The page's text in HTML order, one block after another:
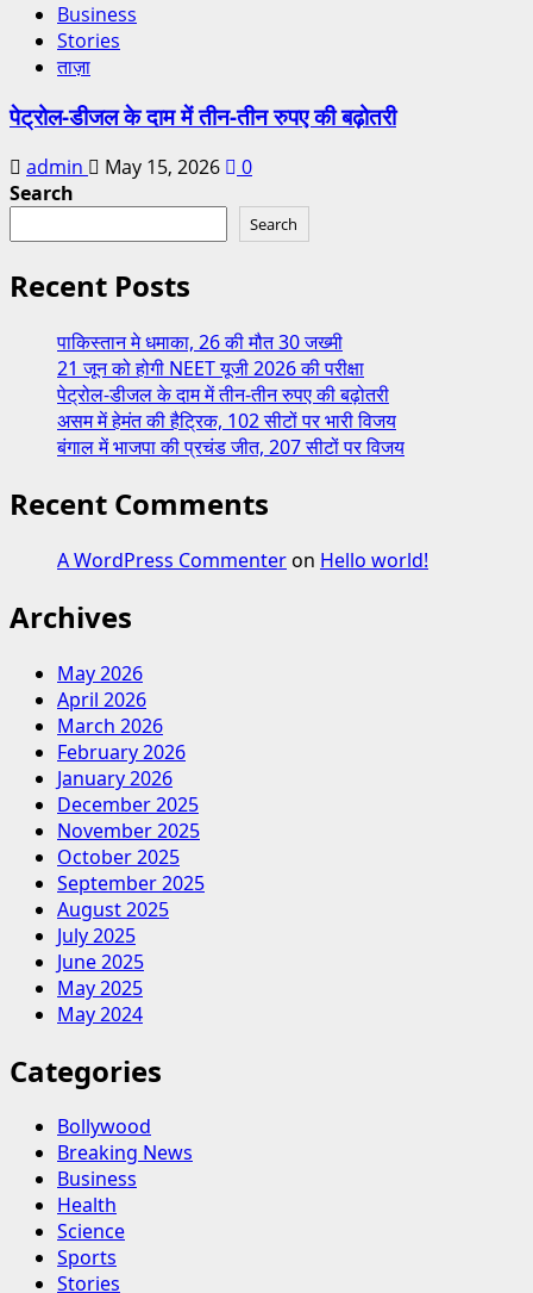
Business
Stories
ताज़ा
पेट्रोल-डीजल के दाम में तीन-तीन रुपए की बढ़ोतरी
admin May 15, 2026
0
Search
Search
Recent Posts
पाकिस्तान मे धमाका, 26 की मौत 30 जख्मी
21 जून को होगी NEET यूजी 2026 की परीक्षा
पेट्रोल-डीजल के दाम में तीन-तीन रुपए की बढ़ोतरी
असम में हेमंत की हैट्रिक, 102 सीटों पर भारी विजय
बंगाल में भाजपा की प्रचंड जीत, 207 सीटों पर विजय
Recent Comments
A WordPress Commenteron Hello world!
Archives
May 2026
April 2026
March 2026
February 2026
January 2026
December 2025
November 2025
October 2025
September 2025
August 2025
July 2025
June 2025
May 2025
May 2024
Categories
Bollywood
Breaking News
Business
Health
Science
Sports
Stories